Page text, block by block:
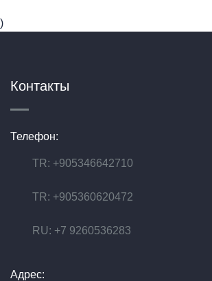
)
Контакты
Телефон:
TR: +905346642710
TR: +905360620472
RU: +7 9260536283
Адрес: